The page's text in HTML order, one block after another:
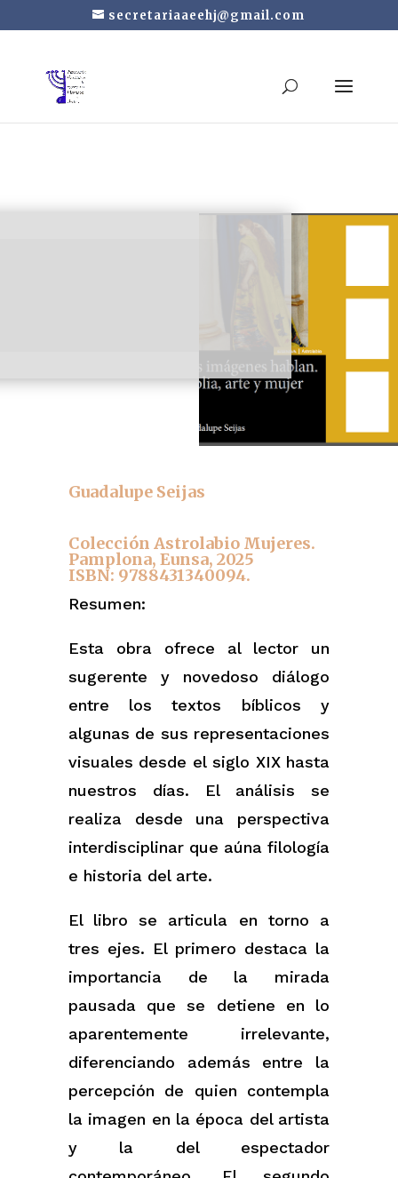
secretariaaeehj@gmail.com
Biblia, arte y mujer.
Guadalupe Seijas
Colección Astrolabio Mujeres.
Pamplona, Eunsa, 2025
ISBN: 9788431340094.
Resumen:
Esta obra ofrece al lector un
sugerente y novedoso diálogo
entre los textos bíblicos y
algunas de sus representaciones
visuales desde el siglo XIX hasta
nuestros días. El análisis se
realiza desde una perspectiva
interdisciplinar que aúna filología
e historia del arte.
El libro se articula en torno a
tres ejes. El primero destaca la
importancia de la mirada
pausada que se detiene en lo
aparentemente irrelevante,
diferenciando además entre la
percepción de quien contempla
la imagen en la época del artista
y la del espectador